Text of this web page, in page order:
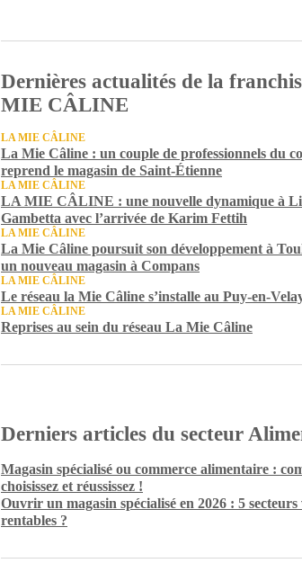
Dernières actualités de la
MIE CÂLINE
LA MIE CÂLINE
La Mie Câline : un couple de professionnels du
reprend le magasin de Saint-Étienne
LA MIE CÂLINE
LA MIE CÂLINE : une nouvelle dynamique à
Gambetta avec l’arrivée de Karim Fettih
LA MIE CÂLINE
La Mie Câline poursuit son développement à
un nouveau magasin à Compans
LA MIE CÂLINE
Le réseau la Mie Câline s’installe au Puy-en-
LA MIE CÂLINE
Reprises au sein du réseau La Mie Câline
Derniers articles du secteur
Magasin spécialisé ou commerce alimentaire :
choisissez et réussissez !
Ouvrir un magasin spécialisé en 2026 : 5
rentables ?